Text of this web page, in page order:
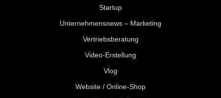
Startup
Unternehmensnews – Marketing
Vertriebsberatung
Video-Erstellung
Vlog
Website / Online-Shop